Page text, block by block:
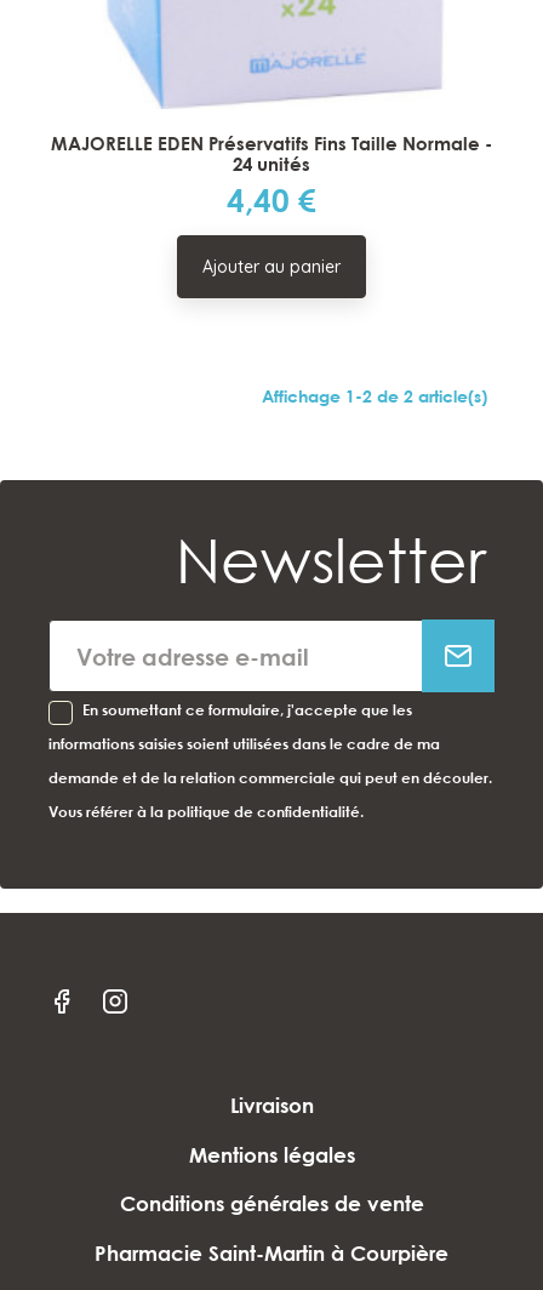
MAJORELLE EDEN Préservatifs Fins Taille Normale -
24 unités
Prix
4,40 €
Ajouter au panier
Affichage 1-2 de 2 article(s)
Newsletter
En soumettant ce formulaire, j'accepte que les
informations saisies soient utilisées dans le cadre de ma
demande et de la relation commerciale qui peut en découler.
Vous référer à la politique de confidentialité.
Livraison
Mentions légales
Conditions générales de vente
Pharmacie Saint-Martin à Courpière